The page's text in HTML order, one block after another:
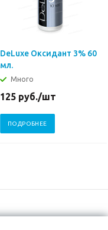
DeLuxe Оксидант 3% 60
мл.
Много
125 руб./шт
ПОДРОБНЕЕ